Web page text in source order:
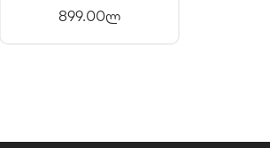
899.00ლ